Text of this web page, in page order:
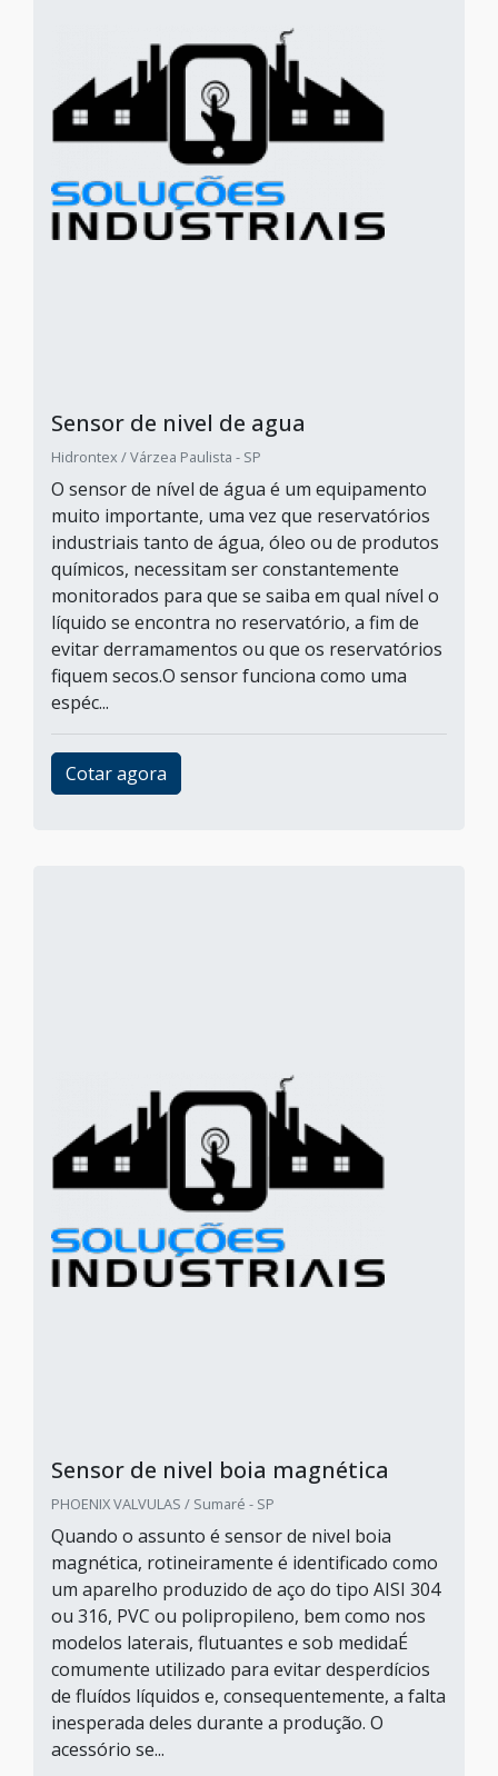
Sensor de nivel de agua
Hidrontex / Várzea Paulista - SP
O sensor de nível de água é um equipamento
muito importante, uma vez que reservatórios
industriais tanto de água, óleo ou de produtos
químicos, necessitam ser constantemente
monitorados para que se saiba em qual nível o
líquido se encontra no reservatório, a fim de
evitar derramamentos ou que os reservatórios
fiquem secos.O sensor funciona como uma
espéc...
Cotar agora
Sensor de nivel boia magnética
PHOENIX VALVULAS / Sumaré - SP
Quando o assunto é sensor de nivel boia
magnética, rotineiramente é identificado como
um aparelho produzido de aço do tipo AISI 304
ou 316, PVC ou polipropileno, bem como nos
modelos laterais, flutuantes e sob medidaÉ
comumente utilizado para evitar desperdícios
de fluídos líquidos e, consequentemente, a falta
inesperada deles durante a produção. O
acessório se...